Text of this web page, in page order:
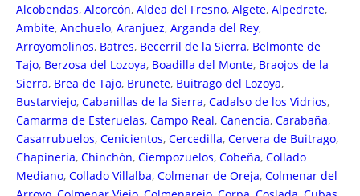
Alcobendas, Alcorcón, Aldea del Fresno, Algete, Alpedrete,
Ambite, Anchuelo, Aranjuez, Arganda del Rey,
Arroyomolinos, Batres, Becerril de la Sierra, Belmonte de
Tajo, Berzosa del Lozoya, Boadilla del Monte, Braojos de la
Sierra, Brea de Tajo, Brunete, Buitrago del Lozoya,
Bustarviejo, Cabanillas de la Sierra, Cadalso de los Vidrios,
Camarma de Esteruelas, Campo Real, Canencia, Carabaña,
Casarrubuelos, Cenicientos, Cercedilla, Cervera de Buitrago,
Chapinería, Chinchón, Ciempozuelos, Cobeña, Collado
Mediano, Collado Villalba, Colmenar de Oreja, Colmenar del